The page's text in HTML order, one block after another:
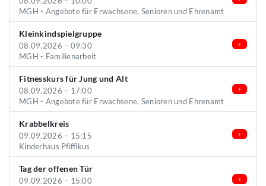
MGH - Angebote für Erwachsene, Senioren und Ehrenamt
Kleinkindspielgruppe
08.09.2026 – 09:30
MGH - Familienarbeit
Fitnesskurs für Jung und Alt
08.09.2026 – 17:00
MGH - Angebote für Erwachsene, Senioren und Ehrenamt
Krabbelkreis
09.09.2026 – 15:15
Kinderhaus Pfiffikus
Tag der offenen Tür
09.09.2026 – 15:00